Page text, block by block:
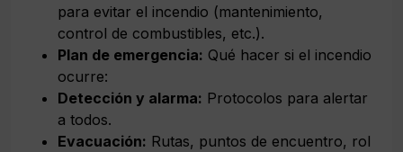
para evitar el incendio (mantenimiento,
control de combustibles, etc.).
Plan de emergencia: Qué hacer si el incendio
ocurre:
Detección y alarma: Protocolos para alertar
a todos.
Evacuación: Rutas, puntos de encuentro, rol